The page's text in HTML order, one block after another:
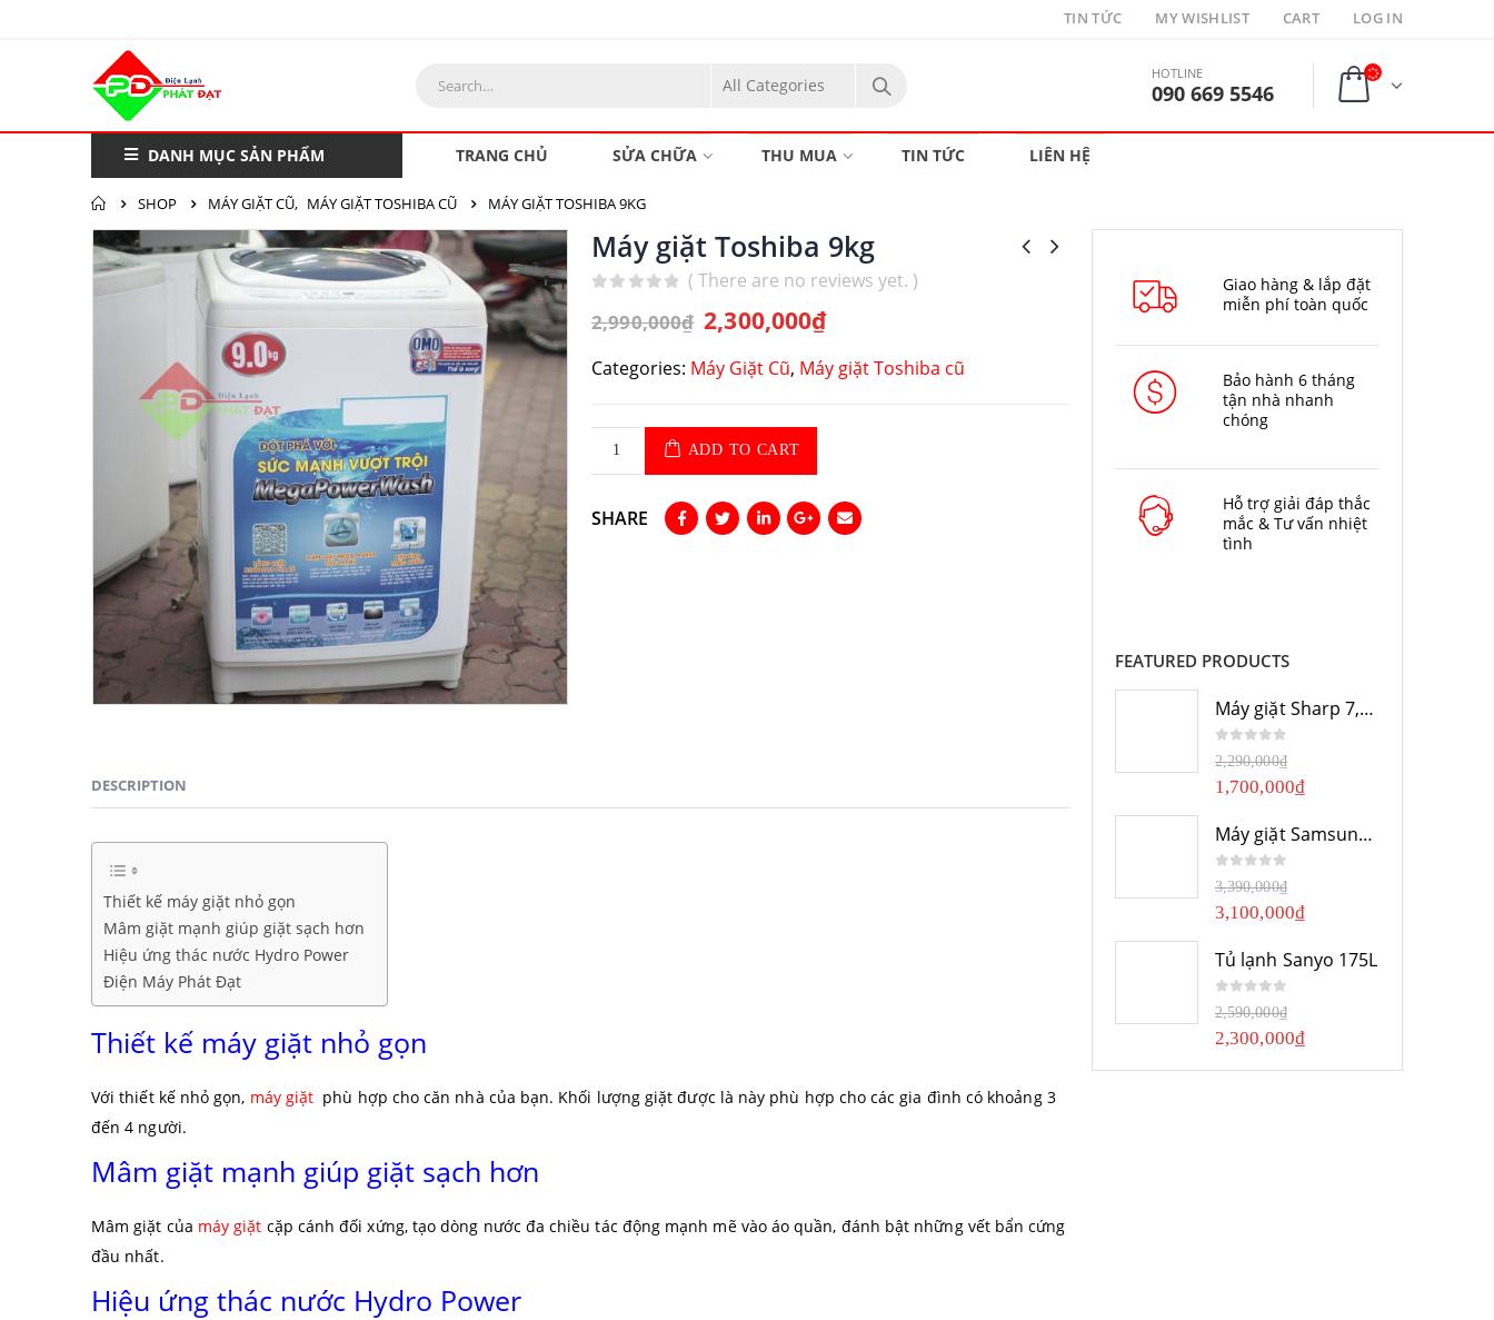
TIN TỨC MY WISHLIST CART LOG IN
HOTLINE
090 669 5546
DANH MỤC SẢN PHẨM TRANG CHỦ SỬA CHỮA THU MUA TIN TỨC LIÊN HỆ
SHOP MÁY GIẶT CŨ, MÁY GIẶT TOSHIBA CŨ MÁY GIẶT TOSHIBA 9KG
Máy giặt Toshiba 9kg
( There are no reviews yet. )
2,990,000₫ 2,300,000₫
Categories: Máy Giặt Cũ, Máy giặt Toshiba cũ
ADD TO CART
SHARE
DESCRIPTION
Thiết kế máy giặt nhỏ gọn
Mâm giặt mạnh giúp giặt sạch hơn
Hiệu ứng thác nước Hydro Power
Điện Máy Phát Đạt
Thiết kế máy giặt nhỏ gọn
Với thiết kế nhỏ gọn, máy giặt phù hợp cho căn nhà của bạn. Khối lượng giặt được là này phù hợp cho các gia đình có khoảng 3
đến 4 người.
Mâm giặt mạnh giúp giặt sạch hơn
Mâm giặt của máy giặt cặp cánh đối xứng, tạo dòng nước đa chiều tác động mạnh mẽ vào áo quần, đánh bật những vết bẩn cứng
đầu nhất.
Hiệu ứng thác nước Hydro Power
Giao hàng & lắp đặt
miễn phí toàn quốc
Bảo hành 6 tháng
tận nhà nhanh
chóng
Hỗ trợ giải đáp thắc
mắc & Tư vấn nhiệt
tình
FEATURED PRODUCTS
Máy giặt Sharp 7,8Kg
0 out of 5
2,290,000₫
1,700,000₫
Máy giặt Samsung 10Kg
0 out of 5
3,390,000₫
3,100,000₫
Tủ lạnh Sanyo 175L
0 out of 5
2,590,000₫
2,300,000₫